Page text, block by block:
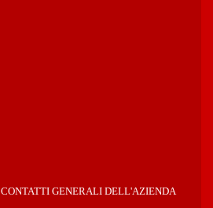
CONTATTI GENERALI DELL'AZIENDA